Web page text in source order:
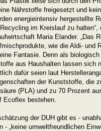
Nährstoffe freigesetzt und
energieintensiv hergestellte
im Kreislauf zu
Maria Elander. „Das
wie die Aldi- und
Fantasie. Denn als
aus Haushalten lassen sich
dafür seien laut
der Kunststoffe, die
(PLA) und zu 70 Prozent
Ecoflex bestehen.
der DUH gibt es -
- „keine umweltfreundlichen